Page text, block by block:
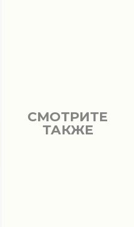
СМОТРИТЕ
ТАКЖЕ